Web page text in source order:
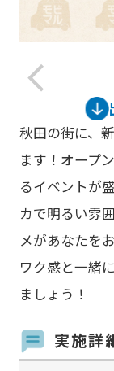
arrow_back_ios_new
秋田の街に、
ます！オープ
るイベントが
カで明るい雰
メがあなたを
ワク感と一緒
ましょう！
実施詳